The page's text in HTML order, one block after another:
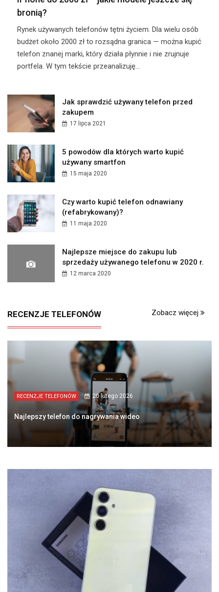
bronią?
Rynek używanych telefonów tętni życiem. Dla wielu osób
budżet około 2000 zł to rozsądna granica — można kupić
telefon znanej marki, który działa płynnie i nie zrujnuje
portfela. W tym tekście przeanalizuję...
Jak sprawdzić używany telefon przed
zakupem
17 lipca 2021
5 powodów dla których warto kupić
używany smartfon
15 maja 2020
Czy warto kupić telefon odnawiany
(refabrykowany)?
11 maja 2020
Najlepsze miejsce do zakupu lub
sprzedaży używanego telefonu w 2020 r.
12 marca 2020
RECENZJE TELEFONÓW Zobacz więcej
RECENZJE TELEFONÓW 20 lutego 2026
Najlepszy telefon do nagrywania wideo